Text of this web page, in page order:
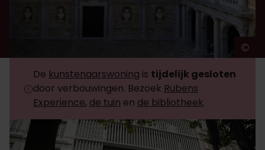
©
De kunstenaarswoning is tijdelijk gesloten
door verbouwingen. Bezoek Rubens
Experience, de tuin en de bibliotheek.